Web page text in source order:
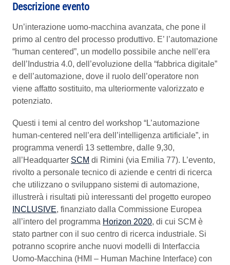
Descrizione evento
Un’interazione uomo-macchina avanzata, che pone il
primo al centro del processo produttivo. E’ l’automazione
“human centered”, un modello possibile anche nell’era
dell’Industria 4.0, dell’evoluzione della “fabbrica digitale”
e dell’automazione, dove il ruolo dell’operatore non
viene affatto sostituito, ma ulteriormente valorizzato e
potenziato.
Questi i temi al centro del workshop “L’automazione
human-centered nell’era dell’intelligenza artificiale”, in
programma venerdì 13 settembre, dalle 9,30,
all’Headquarter SCM di Rimini (via Emilia 77). L’evento,
rivolto a personale tecnico di aziende e centri di ricerca
che utilizzano o sviluppano sistemi di automazione,
illustrerà i risultati più interessanti del progetto europeo
INCLUSIVE, finanziato dalla Commissione Europea
all’intero del programma Horizon 2020, di cui SCM è
stato partner con il suo centro di ricerca industriale. Si
potranno scoprire anche nuovi modelli di Interfaccia
Uomo-Macchina (HMI – Human Machine Interface) con